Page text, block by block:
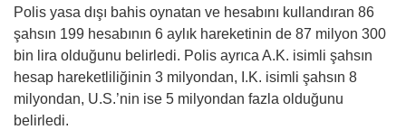
Polis yasa dışı bahis oynatan ve hesabını kullandıran 86
şahsın 199 hesabının 6 aylık hareketinin de 87 milyon 300
bin lira olduğunu belirledi. Polis ayrıca A.K. isimli şahsın
hesap hareketliliğinin 3 milyondan, I.K. isimli şahsın 8
milyondan, U.S.’nin ise 5 milyondan fazla olduğunu
belirledi.